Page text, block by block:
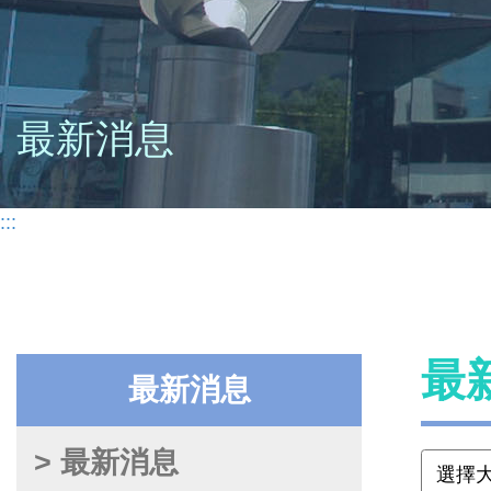
最新消息
:::
最新消息
> 最新消息
最